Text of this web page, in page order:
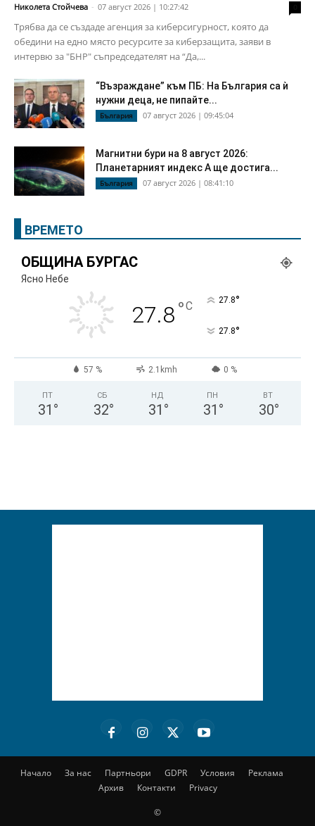
Николета Стойчева - 07 август 2026 | 10:27:42
Трябва да се създаде агенция за киберсигурност, която да
обедини на едно място ресурсите за киберзащита, заяви в
интервю за "БНР" съпредседателят на “Да,...
“Възраждане” към ПБ: На България са ѝ
нужни деца, не пипайте...
България 07 август 2026 | 09:45:04
Магнитни бури на 8 август 2026:
Планетарният индекс А ще достига...
България 07 август 2026 | 08:41:10
ВРЕМЕТО
ОБЩИНА БУРГАС
Ясно Небе
27.8°C 27.8°
27.8°
57 % 2.1kmh 0 %
ПТ
31 °
СБ
32°
НД
31 °
ПН
31 °
ВТ
30°
Начало За нас Партньори GDPR Условия
Реклама
Архив
Контакти Privacy
©